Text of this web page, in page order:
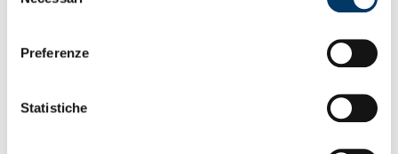
Preferenze
Statistiche